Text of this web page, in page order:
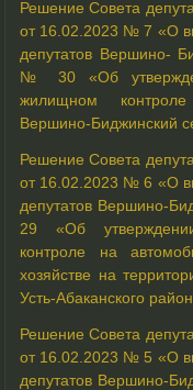
Решение Совета
от 16.02.2023 № 7 «О
депутатов Вершино-
№ 30 «Об
жилищном
Вершино-Биджинский
Решение Совета
от 16.02.2023 № 6 «О
депутатов Вершино-
29 «Об
контроле на
хозяйстве на
Усть-Абаканского
Решение Совета
от 16.02.2023 № 5 «О
депутатов Вершино-